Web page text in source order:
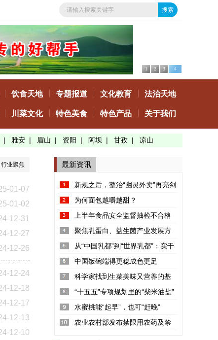
1 2 3 4
饮食天地 专题报道 文化教育 法治天地
川菜文化 特色美食 特色产品 关于我们
| 雅安 | 眉山 | 资阳 | 阿坝 | 甘孜 | 凉山
最新资讯
新规之后，整治“幽灵外卖”再亮剑
为何面包越嚼越甜？
上半年食品安全监督抽检不合格
率2.22%聚焦乳蛋白、益生菌产业发展方
向 “可感知高品质探寻荟”呼和浩...
从“中国乳都”到“世界乳都”：实干
铸就的产业丰碑
中国饭碗端得更稳成色更足
科学家找到生菜美味又营养的基
因密码“十五五”专项规划里的“柴米油盐”
水蜜桃能“起早”，也可“赶晚”
农业农村部发布禁限用农药及禁
行业聚焦
01-07
01-02
12-31
12-27
12-26
12-24
12-18
12-17
12-13
12-10